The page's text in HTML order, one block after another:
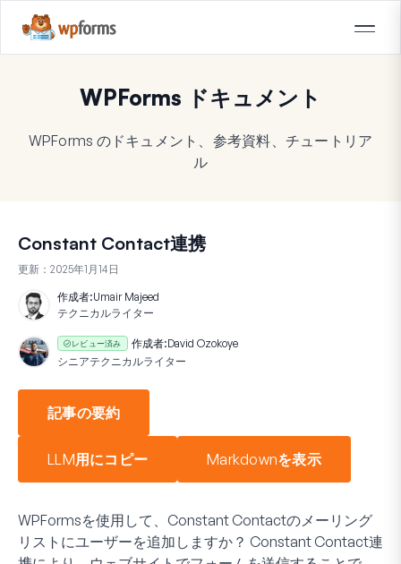
WPForms ドキュメント
WPForms のドキュメント、参考資料、チュートリア
ル
Constant Contact連携
更新： 2025年1月14日
作成者:Umair Majeed
テクニカルライター
レビュー済み 作成者:David Ozokoye
シニアテクニカルライター
記事の要約
LLM用にコピー Markdownを表示
WPFormsを使用して、Constant Contactのメーリング
リストにユーザーを追加しますか？ Constant Contact連